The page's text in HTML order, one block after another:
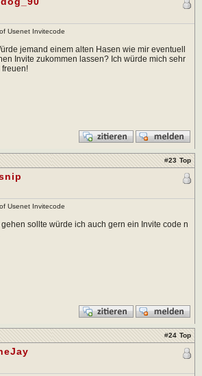
Usenet Invitecode
jemand einem alten Hasen wie mir eventuell
Invite zukommen lassen? Ich würde mich sehr
#23 Top
Usenet Invitecode
gehen sollte würde ich auch gern ein Invite code n
#24 Top